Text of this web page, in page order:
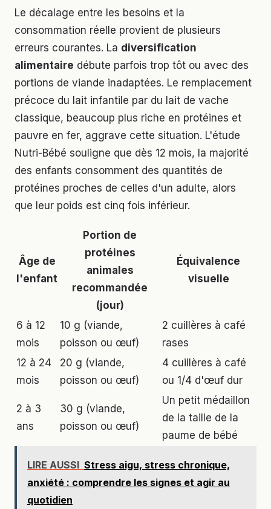
Le décalage entre les besoins et la
consommation réelle provient de plusieurs
erreurs courantes. La diversification
alimentaire débute parfois trop tôt ou avec des
portions de viande inadaptées. Le remplacement
précoce du lait infantile par du lait de vache
classique, beaucoup plus riche en protéines et
pauvre en fer, aggrave cette situation. L'étude
Nutri-Bébé souligne que dès 12 mois, la majorité
des enfants consomment des quantités de
protéines proches de celles d'un adulte, alors
que leur poids est cinq fois inférieur.
Âge de
l'enfant
Portion de
protéines
animales
recommandée
(jour)
Équivalence
visuelle
6 à 12
mois
10 g (viande,
poisson ou œuf)
2 cuillères à café
rases
12 à 24
mois
20 g (viande,
poisson ou œuf)
4 cuillères à café
ou 1/4 d'œuf dur
2 à 3
ans
30 g (viande,
poisson ou œuf)
Un petit médaillon
de la taille de la
paume de bébé
LIRE AUSSI Stress aigu, stress chronique,
anxiété : comprendre les signes et agir au
quotidien